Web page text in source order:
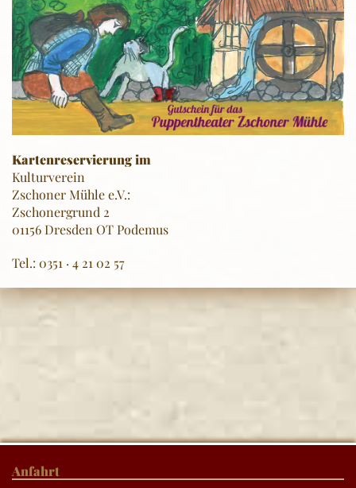
Kartenreservierung im
Kulturverein
Zschoner Mühle e.V.:
Zschonergrund 2
01156 Dresden OT Podemus
Tel.: 0351 · 4 21 02 57
Anfahrt